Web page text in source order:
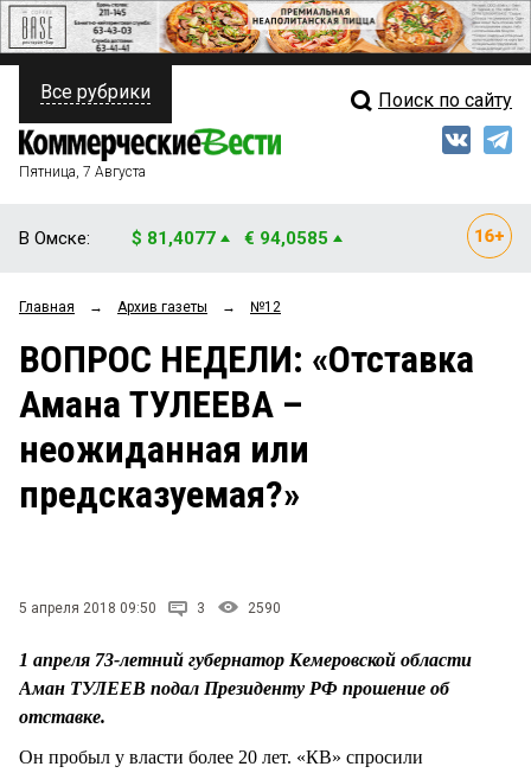
ПОЛИТИКА
ФИНАНСЫ
ОБЩЕСТВО
ЗАКОН
Свежий выпуск
Рейтинги
Все рубрики Поиск по сайту
Пятница, 7 Августа
В Омске: $ 81,4077 € 94,0585
Главная → Архив газеты → №12
ВОПРОС НЕДЕЛИ: «Отставка
Амана ТУЛЕЕВА –
неожиданная или
предсказуемая?»
5 апреля 2018 09:50 3 2590
1 апреля 73-летний губернатор Кемеровской области
Аман ТУЛЕЕВ подал Президенту РФ прошение об
отставке.
Он пробыл у власти более 20 лет. «КВ» спросили